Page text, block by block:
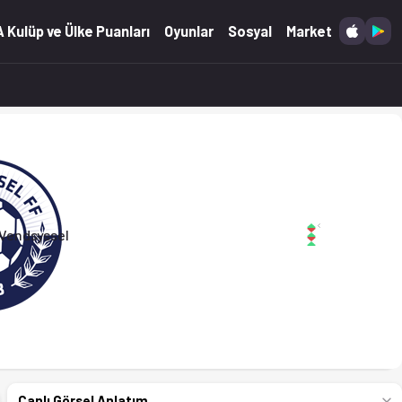
Kulüp ve Ülke Puanları Oyunlar Sosyal Market